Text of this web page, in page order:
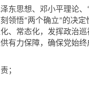
思想、邓小平理论、
领悟“两个确立”的决定
、常态化，发挥政治
有力保障，确保党始
；